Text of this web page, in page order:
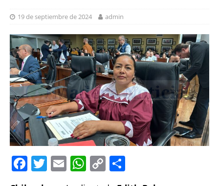
19 de septiembre de 2024 admin
F T E W C
o h